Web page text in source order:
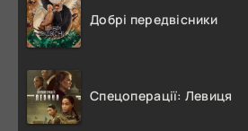
Добрі передвісники
Спецоперації: Левиця